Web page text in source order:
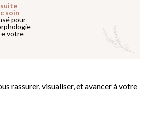
soin
pour
votre
rassurer, visualiser, et avancer à votre